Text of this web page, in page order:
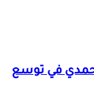
حمدي في توسع